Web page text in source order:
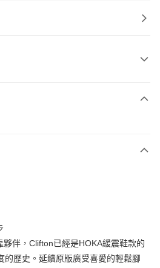
含以上)免運費
伴，Clifton已經是HOKA緩震鞋款的
的歷史。延續原版廣受喜愛的輕鬆腳